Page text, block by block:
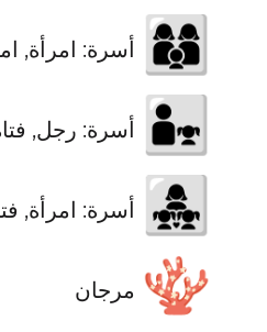
👩‍👩‍👦 أسرة: امرأة,
👨‍👧 أسرة: رجل,
👩‍👧‍👧 أسرة: امرأة,
🪸 مرجان